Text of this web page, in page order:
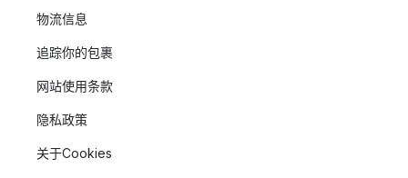
物流信息
追踪你的包裹
网站使用条款
隐私政策
关于Cookies